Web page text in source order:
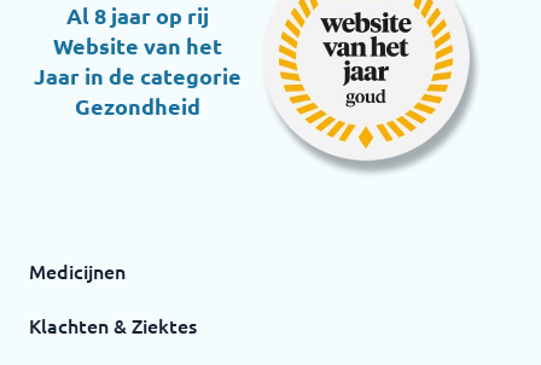
Al 8 jaar op rij
Website van het
Jaar in de categorie
Gezondheid
Medicijnen
Klachten & Ziektes